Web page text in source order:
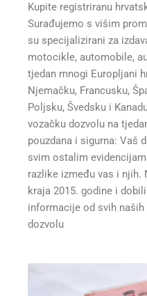
Kupite registriranu
Surađujemo s višim
su specijalizirani za
motocikle, automobile,
tjedan mnogi Europljani
Njemačku, Francusku,
Poljsku, Švedsku i
vozačku dozvolu na
pouzdana i sigurna: Vaš
svim ostalim
razlike između vas i njih.
kraja 2015. godine i
informacije od svih
dozvolu